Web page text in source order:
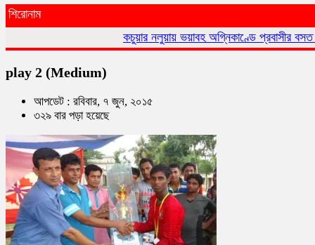
শিরোনাম
কচুয়ার নলুয়ায় ভয়াবহ অগ্নিকাণ্ডে প্রবাসীর বসত ঘর পুড়ে
play 2 (Medium)
আপডেট : রবিবার, ৭ জুন, ২০১৫
৩২৯ বার পড়া হয়েছে